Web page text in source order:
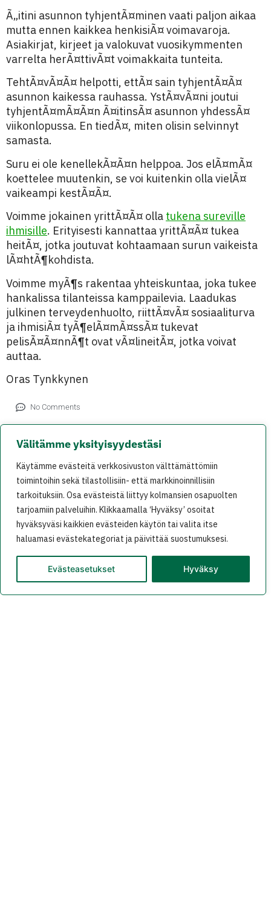
Välitämme yksityisyydestäsi
Käytämme evästeitä verkkosivuston välttämättömiin
toimintoihin sekä tilastollisiin- että markkinoinnillisiin
tarkoituksiin. Osa evästeistä liittyy kolmansien osapuolten
tarjoamiin palveluihin. Klikkaamalla ‘Hyväksy’ osoitat
hyväksyväsi kaikkien evästeiden käytön tai valita itse
haluamasi evästekategoriat ja päivittää suostumuksesi.
Evästeasetukset Hyväksy
Ã„itini asunnon tyhjentÃ¤minen vaati paljon aikaa
mutta ennen kaikkea henkisiÃ¤ voimavaroja.
Asiakirjat, kirjeet ja valokuvat vuosikymmenten
varrelta herÃ¤ttivÃ¤t voimakkaita tunteita.
TehtÃ¤vÃ¤Ã¤ helpotti, ettÃ¤ sain tyhjentÃ¤Ã¤
asunnon kaikessa rauhassa. YstÃ¤vÃ¤ni joutui
tyhjentÃ¤mÃ¤Ã¤n Ã¤itinsÃ¤ asunnon yhdessÃ¤
viikonlopussa. En tiedÃ¤, miten olisin selvinnyt
samasta.
Suru ei ole kenellekÃ¤Ã¤n helppoa. Jos elÃ¤mÃ¤
koettelee muutenkin, se voi kuitenkin olla vielÃ¤
vaikeampi kestÃ¤Ã¤.
Voimme jokainen yrittÃ¤Ã¤ olla tukena sureville
ihmisille. Erityisesti kannattaa yrittÃ¤Ã¤ tukea
heitÃ¤, jotka joutuvat kohtaamaan surun vaikeista
lÃ¤htÃ¶kohdista.
Voimme myÃ¶s rakentaa yhteiskuntaa, joka tukee
hankalissa tilanteissa kamppailevia. Laadukas
julkinen terveydenhuolto, riittÃ¤vÃ¤ sosiaaliturva
ja ihmisiÃ¤ tyÃ¶elÃ¤mÃ¤ssÃ¤ tukevat
pelisÃ¤Ã¤nnÃ¶t ovat vÃ¤lineitÃ¤, jotka voivat
auttaa.
Oras Tynkkynen
No Comments
Leave a Reply
Your email address will not be published.
Required fields are marked *
Comment*